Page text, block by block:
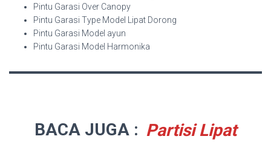
Pintu Garasi Over Canopy
Pintu Garasi Type Model Lipat Dorong
Pintu Garasi Model ayun
Pintu Garasi Model Harmonika
BACA JUGA : Partisi Lipat